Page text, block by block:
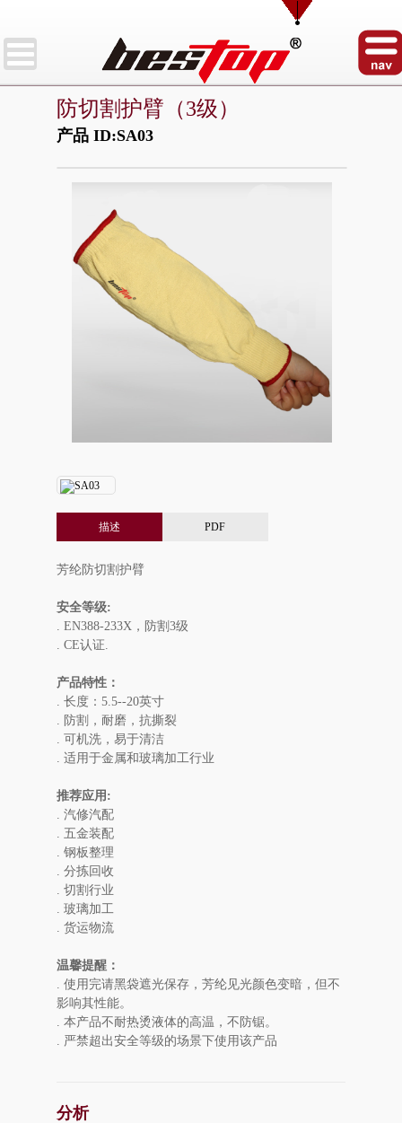
防切割护臂（3级）
产品 ID:SA03
描述 PDF
芳纶防切割护臂
安全等级:
. EN388-233X，防割3级
. CE认证.
产品特性：
. 长度：5.5--20英寸
. 防割，耐磨，抗撕裂
. 可机洗，易于清洁
. 适用于金属和玻璃加工行业
推荐应用:
. 汽修汽配
. 五金装配
. 钢板整理
. 分拣回收
. 切割行业
. 玻璃加工
. 货运物流
温馨提醒：
. 使用完请黑袋遮光保存，芳纶见光颜色变暗，但不
影响其性能。
. 本产品不耐热烫液体的高温，不防锯。
. 严禁超出安全等级的场景下使用该产品
分析